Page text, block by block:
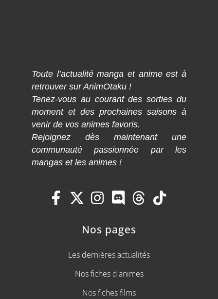
Toute l’actualité manga et anime est à
retrouver sur AnimOtaku !
Tenez-vous au courant des sorties du
moment et des prochaines saisons à
venir de vos animes favoris.
Rejoignez dès maintenant une
communauté passionnée par les
mangas et les animes !
Nos pages
Les dernières actualités
Nos fiches d'animes
Nos fiches films